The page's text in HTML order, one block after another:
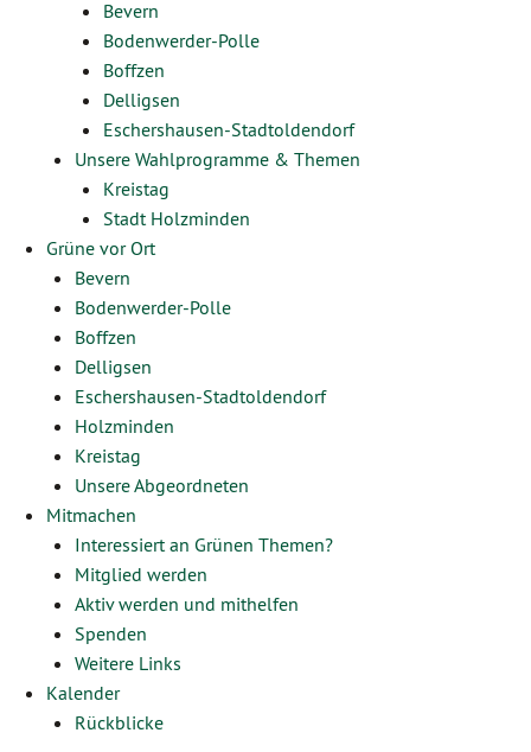
Bevern
Bodenwerder-Polle
Boffzen
Delligsen
Eschershausen-Stadtoldendorf
Unsere Wahlprogramme & Themen
Kreistag
Stadt Holzminden
Grüne vor Ort
Bevern
Bodenwerder-Polle
Boffzen
Delligsen
Eschershausen-Stadtoldendorf
Holzminden
Kreistag
Unsere Abgeordneten
Mitmachen
Interessiert an Grünen Themen?
Mitglied werden
Aktiv werden und mithelfen
Spenden
Weitere Links
Kalender
Rückblicke